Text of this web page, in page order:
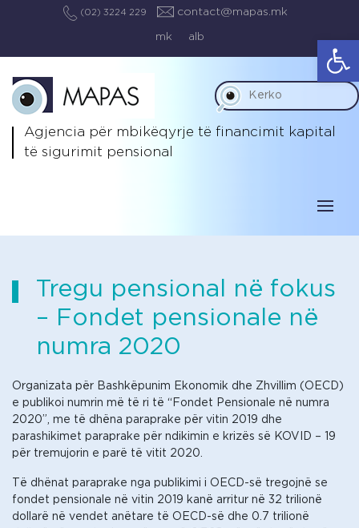
(02) 3224 229 contact@mapas.mk
mk alb
Agjencia për mbikëqyrje të financimit kapital
të sigurimit pensional
Tregu pensional në fokus
– Fondet pensionale në
numra 2020
Organizata për Bashkëpunim Ekonomik dhe Zhvillim (OECD)
e publikoi numrin më të ri të “Fondet Pensionale në numra
2020”, me të dhëna paraprake për vitin 2019 dhe
parashikimet paraprake për ndikimin e krizës së KOVID – 19
për tremujorin e parë të vitit 2020.
Të dhënat paraprake nga publikimi i OECD-së tregojnë se
fondet pensionale në vitin 2019 kanë arritur në 32 trilionë
dollarë në vendet anëtare të OECD-së dhe 0.7 trilionë